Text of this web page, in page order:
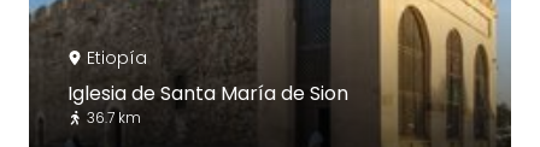
Etiopía
Iglesia de Santa María de Sion
36.7 km